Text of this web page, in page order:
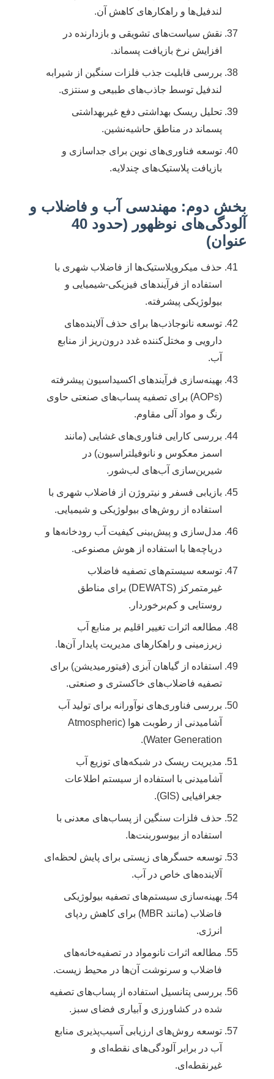
لندفیل‌ها و راهکارهای کاهش آن.
نقش سیاست‌های تشویقی و بازدارنده در
افزایش نرخ بازیافت پسماند.
بررسی قابلیت جذب فلزات سنگین از شیرابه
لندفیل توسط جاذب‌های طبیعی و سنتزی.
تحلیل ریسک بهداشتی دفع غیربهداشتی
پسماند در مناطق حاشیه‌نشین.
توسعه فناوری‌های نوین برای جداسازی و
بازیافت پلاستیک‌های چندلایه.
بخش دوم: مهندسی آب و فاضلاب و
آلودگی‌های نوظهور (حدود 40
عنوان)
حذف میکروپلاستیک‌ها از فاضلاب شهری با
استفاده از فرآیندهای فیزیکی-شیمیایی و
بیولوژیکی پیشرفته.
توسعه نانوجاذب‌ها برای حذف آلاینده‌های
دارویی و مختل‌کننده غدد درون‌ریز از منابع
آب.
بهینه‌سازی فرآیندهای اکسیداسیون پیشرفته
(AOPs) برای تصفیه پساب‌های صنعتی حاوی
رنگ و مواد آلی مقاوم.
بررسی کارایی فناوری‌های غشایی (مانند
اسمز معکوس و نانوفیلتراسیون) در
شیرین‌سازی آب‌های لب‌شور.
بازیابی فسفر و نیتروژن از فاضلاب شهری با
استفاده از روش‌های بیولوژیکی و شیمیایی.
مدل‌سازی و پیش‌بینی کیفیت آب رودخانه‌ها و
دریاچه‌ها با استفاده از هوش مصنوعی.
توسعه سیستم‌های تصفیه فاضلاب
غیرمتمرکز (DEWATS) برای مناطق
روستایی و کم‌برخوردار.
مطالعه اثرات تغییر اقلیم بر منابع آب
زیرزمینی و راهکارهای مدیریت پایدار آن‌ها.
استفاده از گیاهان آبزی (فیتورمیدیشن) برای
تصفیه فاضلاب‌های خاکستری و صنعتی.
بررسی فناوری‌های نوآورانه برای تولید آب
آشامیدنی از رطوبت هوا (Atmospheric
Water Generation).
مدیریت ریسک در شبکه‌های توزیع آب
آشامیدنی با استفاده از سیستم اطلاعات
جغرافیایی (GIS).
حذف فلزات سنگین از پساب‌های معدنی با
استفاده از بیوسوربنت‌ها.
توسعه حسگرهای زیستی برای پایش لحظه‌ای
آلاینده‌های خاص در آب.
بهینه‌سازی سیستم‌های تصفیه بیولوژیکی
فاضلاب (مانند MBR) برای کاهش ردپای
انرژی.
مطالعه اثرات نانومواد در تصفیه‌خانه‌های
فاضلاب و سرنوشت آن‌ها در محیط زیست.
بررسی پتانسیل استفاده از پساب‌های تصفیه
شده در کشاورزی و آبیاری فضای سبز.
توسعه روش‌های ارزیابی آسیب‌پذیری منابع
آب در برابر آلودگی‌های نقطه‌ای و
غیرنقطه‌ای.